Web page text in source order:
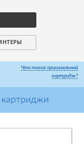
Что такое оригинальный
картридж?
картриджи